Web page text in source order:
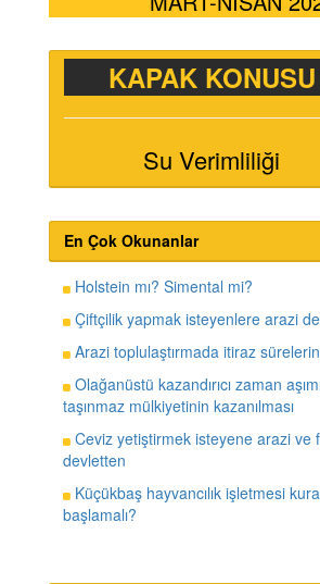
KAPAK KONUSU
Su Verimliliği
En Çok Okunanlar
Holstein mı? Simental mi?
Çiftçilik yapmak isteyenlere arazi
Arazi toplulaştırmada itiraz
Olağanüstü kazandırıcı zaman
taşınmaz mülkiyetinin kazanılması
Ceviz yetiştirmek isteyene arazi ve
devletten
Küçükbaş hayvancılık işletmesi
başlamalı?